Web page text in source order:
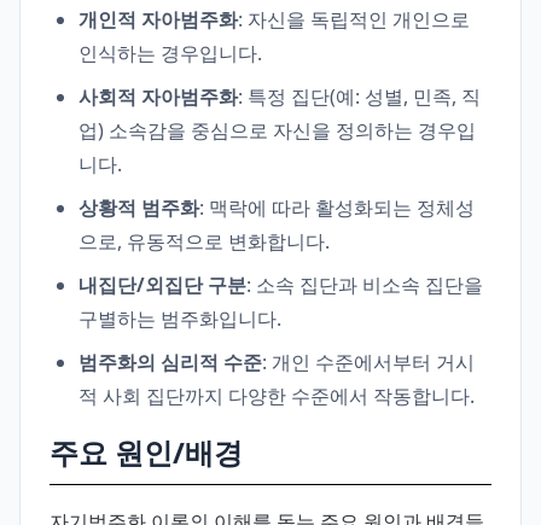
개인적 자아범주화: 자신을 독립적인 개인으로
인식하는 경우입니다.
사회적 자아범주화: 특정 집단(예: 성별, 민족, 직
업) 소속감을 중심으로 자신을 정의하는 경우입
니다.
상황적 범주화: 맥락에 따라 활성화되는 정체성
으로, 유동적으로 변화합니다.
내집단/외집단 구분: 소속 집단과 비소속 집단을
구별하는 범주화입니다.
범주화의 심리적 수준: 개인 수준에서부터 거시
적 사회 집단까지 다양한 수준에서 작동합니다.
주요 원인/배경